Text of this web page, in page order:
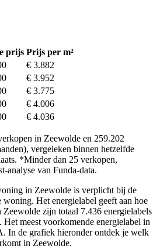
prijs Prijs per m²
€ 3.882
€ 3.952
€ 3.775
€ 4.006
€ 4.036
in Zeewolde en 259.202
vergeleken binnen hetzelfde
*Minder dan 25 verkopen,
analyse van Funda-data.
in Zeewolde is verplicht bij de
Het energielabel geeft aan hoe
zijn totaal 7.436 energielabels
meest voorkomende energielabel in
In de grafiek hieronder ontdek je welk
in Zeewolde.